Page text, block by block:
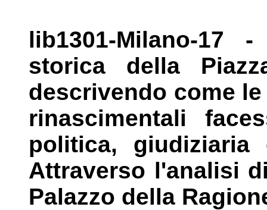
lib1301-Milano-17
storica della
descrivendo come
rinascimentali
politica,
Attraverso l'analisi
Palazzo della